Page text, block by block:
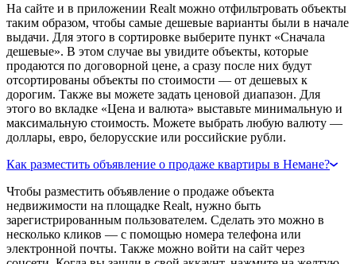
На сайте и в приложении Realt можно отфильтровать объекты
таким образом, чтобы самые дешевые варианты были в начале
выдачи. Для этого в сортировке выберите пункт «Сначала
дешевые». В этом случае вы увидите объекты, которые
продаются по договорной цене, а сразу после них будут
отсортированы объекты по стоимости — от дешевых к
дорогим. Также вы можете задать ценовой диапазон. Для
этого во вкладке «Цена и валюта» выставьте минимальную и
максимальную стоимость. Можете выбрать любую валюту —
доллары, евро, белорусские или российские рубли.
Как разместить объявление о продаже квартиры в Немане?
Чтобы разместить объявление о продаже объекта
недвижимости на площадке Realt, нужно быть
зарегистрированным пользователем. Сделать это можно в
несколько кликов — с помощью номера телефона или
электронной почты. Также можно войти на сайт через